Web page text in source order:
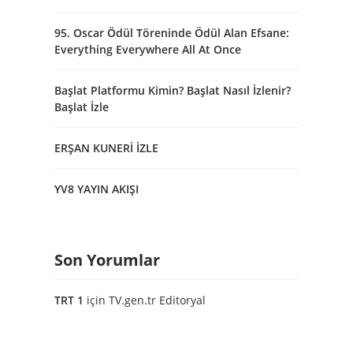
95. Oscar Ödül Töreninde Ödül Alan Efsane:
Everything Everywhere All At Once
Başlat Platformu Kimin? Başlat Nasıl İzlenir?
Başlat İzle
ERŞAN KUNERİ İZLE
YV8 YAYIN AKIŞI
Son Yorumlar
TRT 1 için TV.gen.tr Editoryal